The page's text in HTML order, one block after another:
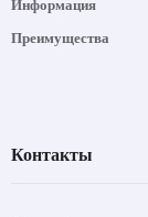
Информация
Преимущества
Контакты